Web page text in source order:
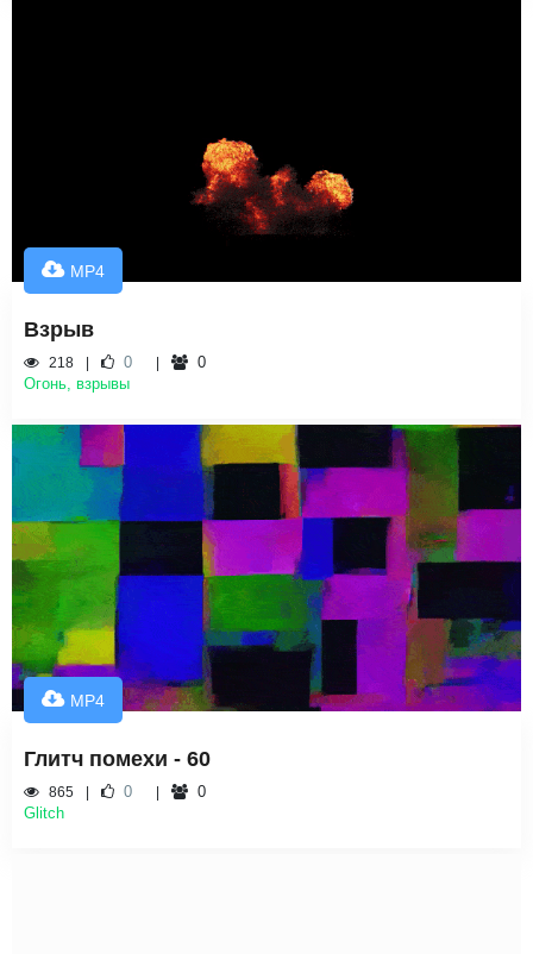
MP4
Взрыв
218 0
0
Огонь, взрывы
MP4
Глитч помехи - 60
865 0
0
Glitch